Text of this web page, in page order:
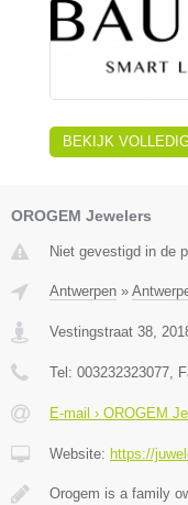
BEKIJK
OROGEM Jewelers
Niet gevestigd in de
Antwerpen »
Vestingstraat 38,
Tel: 003232323077,
E-mail › OROGEM
Website: https://
Orogem is a family